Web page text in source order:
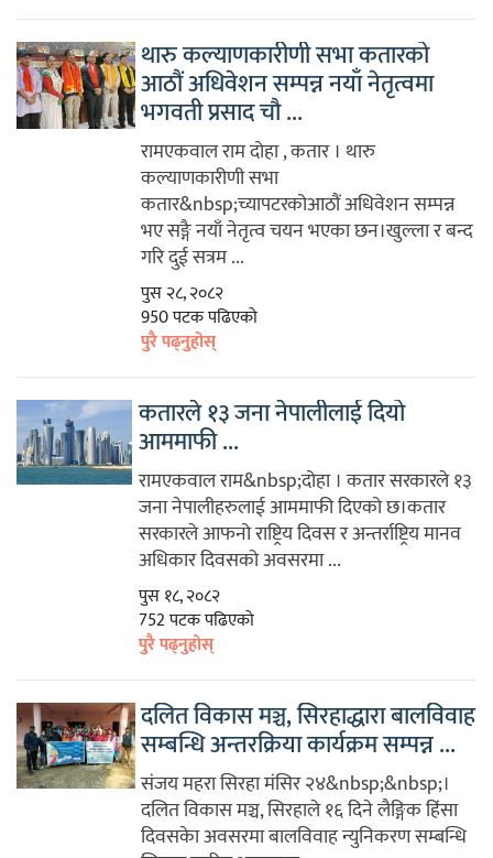
थारु कल्याणकारीणी सभा कतारको
आठौं अधिवेशन सम्पन्न नयाँ नेतृत्वमा
भगवती प्रसाद चौ ...
रामएकवाल राम दोहा , कतार । थारु
कल्याणकारीणी सभा
कतार&nbsp;च्यापटरकोआठौं अधिवेशन सम्पन्न
भए सङ्गै नयाँ नेतृत्व चयन भएका छन।खुल्ला र बन्द
गरि दुई सत्रम ...
पुस २८, २०८२
950 पटक पढिएको
पुरै पढ्नुहोस्
कतारले १३ जना नेपालीलाई दियो
आममाफी ...
रामएकवाल राम&nbsp;दोहा । कतार सरकारले १३
जना नेपालीहरुलाई आममाफी दिएको छ।कतार
सरकारले आफनो राष्ट्रिय दिवस र अन्तर्राष्ट्रिय मानव
अधिकार दिवसको अवसरमा ...
पुस १८, २०८२
752 पटक पढिएको
पुरै पढ्नुहोस्
दलित विकास मञ्च, सिरहाद्धारा बालविवाह
सम्बन्धि अन्तरक्रिया कार्यक्रम सम्पन्न ...
संजय महरा सिरहा मंसिर २४&nbsp;&nbsp;।
दलित विकास मञ्च, सिरहाले १६ दिने लैङ्गिक हिंसा
दिवसकेा अवसरमा बालविवाह न्युनिकरण सम्बन्धि